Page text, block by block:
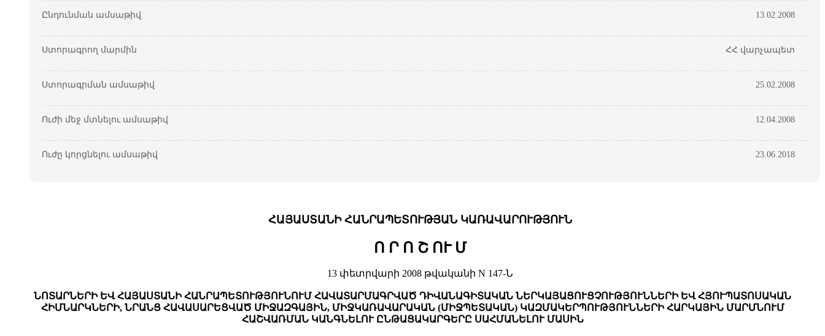
Ընդունման ամսաթիվ 13.02.2008
Ստորագրող մարմին ՀՀ վարչապետ
Ստորագրման ամսաթիվ 25.02.2008
Ուժի մեջ մտնելու ամսաթիվ 12.04.2008
Ուժը կորցնելու ամսաթիվ 23.06.2018
ՀԱՅԱՍՏԱՆԻ ՀԱՆՐԱՊԵՏՈՒԹՅԱՆ ԿԱՌԱՎԱՐՈՒԹՅՈՒՆ
Ո Ր Ո Շ ՈՒ Մ
13 փետրվարի 2008 թվականի N 147-Ն
ՆՈՏԱՐՆԵՐԻ ԵՎ ՀԱՅԱՍՏԱՆԻ ՀԱՆՐԱՊԵՏՈՒԹՅՈՒՆՈՒՄ ՀԱՎԱՏԱՐՄԱԳՐՎԱԾ ԴԻՎԱՆԱԳԻՏԱԿԱՆ ՆԵՐԿԱՅԱՑՈՒՑՉՈՒԹՅՈՒՆՆԵՐԻ ԵՎ ՀՅՈՒՊԱՏՈՍԱԿԱՆ
ՀԻՄՆԱՐԿՆԵՐԻ, ՆՐԱՆՑ ՀԱՎԱՍԱՐԵՑՎԱԾ ՄԻՋԱԶԳԱՅԻՆ, ՄԻՋԿԱՌԱՎԱՐԱԿԱՆ (ՄԻՋՊԵՏԱԿԱՆ) ԿԱԶՄԱԿԵՐՊՈՒԹՅՈՒՆՆԵՐԻ ՀԱՐԿԱՅԻՆ ՄԱՐՄՆՈՒՄ
ՀԱՇՎԱՌՄԱՆ ԿԱՆԳՆԵԼՈՒ ԸՆԹԱՑԱԿԱՐԳԵՐԸ ՍԱՀՄԱՆԵԼՈՒ ՄԱՍԻՆ